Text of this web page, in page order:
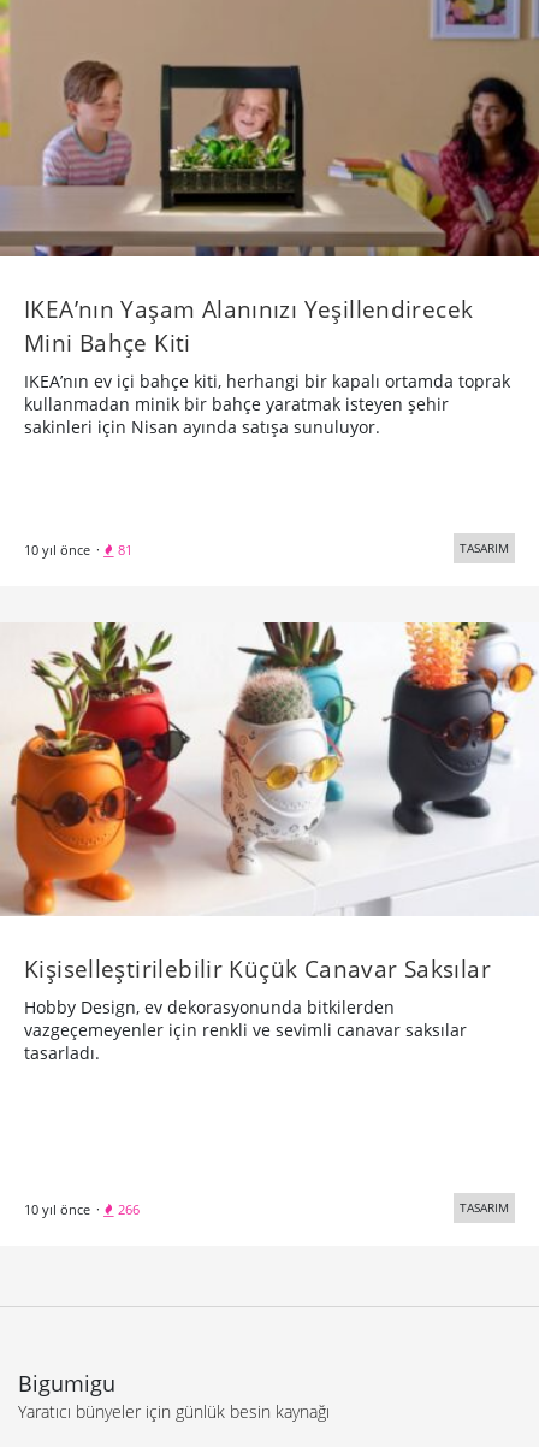
IKEA’nın Yaşam Alanınızı Yeşillendirecek
Mini Bahçe Kiti
IKEA’nın ev içi bahçe kiti, herhangi bir kapalı ortamda toprak
kullanmadan minik bir bahçe yaratmak isteyen şehir
sakinleri için Nisan ayında satışa sunuluyor.
10 yıl önce · 81 TASARIM
Kişiselleştirilebilir Küçük Canavar Saksılar
Hobby Design, ev dekorasyonunda bitkilerden
vazgeçemeyenler için renkli ve sevimli canavar saksılar
tasarladı.
10 yıl önce · 266 TASARIM
Bigumigu
Yaratıcı bünyeler için günlük besin kaynağı